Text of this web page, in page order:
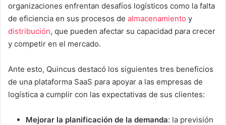
organizaciones enfrentan desafíos logísticos como la falta
de eficiencia en sus procesos de almacenamiento y
distribución, que pueden afectar su capacidad para crecer
y competir en el mercado.
Ante esto, Quincus destacó los siguientes tres beneficios
de una plataforma SaaS para apoyar a las empresas de
logística a cumplir con las expectativas de sus clientes:
Mejorar la planificación de la demanda: la previsión